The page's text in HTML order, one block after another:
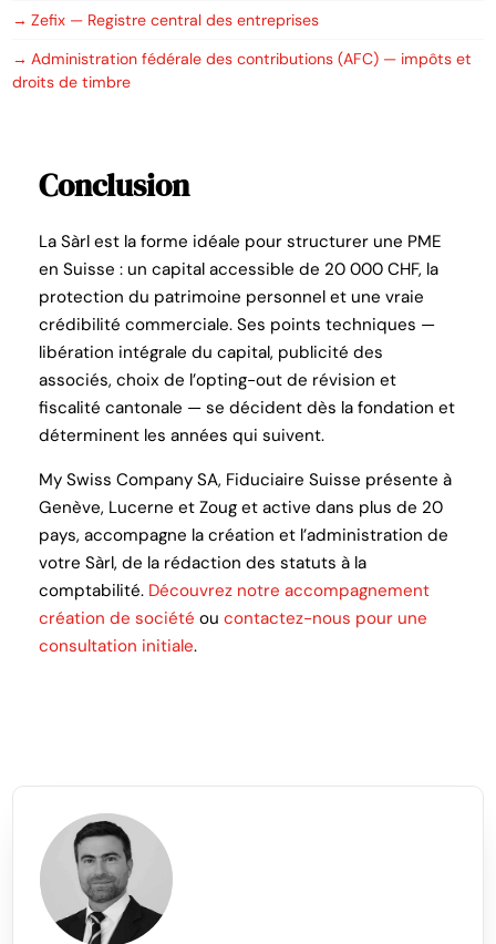
Zefix — Registre central des entreprises
Administration fédérale des contributions (AFC) — impôts et
droits de timbre
Conclusion
La Sàrl est la forme idéale pour structurer une PME
en Suisse : un capital accessible de 20 000 CHF, la
protection du patrimoine personnel et une vraie
crédibilité commerciale. Ses points techniques —
libération intégrale du capital, publicité des
associés, choix de l’opting-out de révision et
fiscalité cantonale — se décident dès la fondation et
déterminent les années qui suivent.
My Swiss Company SA, Fiduciaire Suisse présente à
Genève, Lucerne et Zoug et active dans plus de 20
pays, accompagne la création et l’administration de
votre Sàrl, de la rédaction des statuts à la
comptabilité. Découvrez notre accompagnement
création de société oucontactez-nous pour une
consultation initiale.